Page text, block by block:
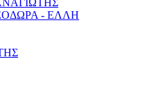
- ΕΛΛΗ